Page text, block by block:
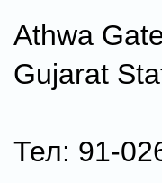
Athwa
Gujarat
Тел: 91-